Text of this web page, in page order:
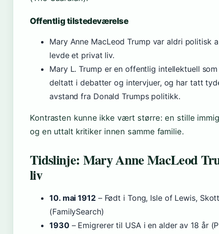
Offentlig tilstedeværelse
Mary Anne MacLeod Trump var aldri politisk
levde et privat liv.
Mary L. Trump er en offentlig intellektuell
deltatt i debatter og intervjuer, og har tatt
avstand fra Donald Trumps politikk.
Kontrasten kunne ikke vært større: en stille
og en uttalt kritiker innen samme familie.
Tidslinje: Mary Anne MacLeod
liv
10. mai 1912– Født i Tong, Isle of Lewis,
(FamilySearch)
1930– Emigrerer til USA i en alder av 18 år